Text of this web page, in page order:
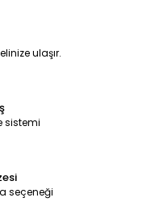
ulaşır.
sistemi
seçeneği